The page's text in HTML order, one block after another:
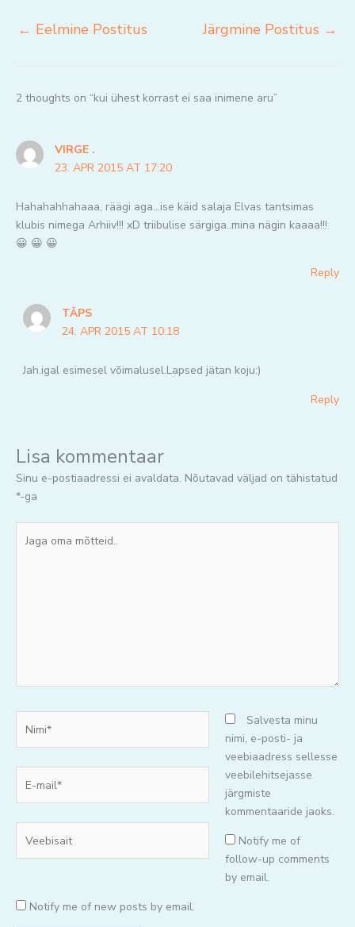
← Eelmine Postitus Järgmine Postitus →
2 thoughts on “kui ühest korrast ei saa inimene aru”
VIRGE .
23. APR 2015 AT 17:20
Hahahahhahaaa, räägi aga…ise käid salaja Elvas tantsimas
klubis nimega Arhiiv!!! xD triibulise särgiga..mina nägin kaaaa!!!
😀 😀 😀
Reply
TÄPS
24. APR 2015 AT 10:18
Jah.igal esimesel võimalusel.Lapsed jätan koju:)
Reply
Lisa kommentaar
Sinu e-postiaadressi ei avaldata. Nõutavad väljad on tähistatud
*-ga
oma
mail*
Salvesta minu
nimi, e-posti- ja
veebiaadress sellesse
veebilehitsejasse
järgmiste
kommentaaride jaoks.
Notify me of
follow-up comments
by email.
Notify me of new posts by email.